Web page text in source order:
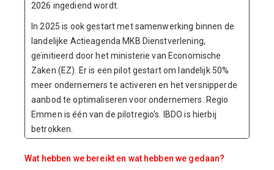
2026 ingediend wordt.
In 2025 is ook gestart met samenwerking binnen de
landelijke Actieagenda MKB Dienstverlening,
geïnitieerd door het ministerie van Economische
Zaken (EZ). Er is een pilot gestart om landelijk 50%
meer ondernemers te activeren en het versnipperde
aanbod te optimaliseren voor ondernemers. Regio
Emmen is één van de pilotregio's. IBDO is hierbij
betrokken.
Wat hebben we bereikt en wat hebben we gedaan?